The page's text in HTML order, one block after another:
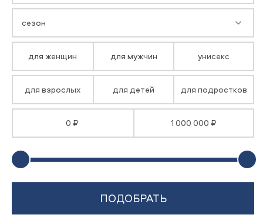
сезон
для женщин для мужчин унисекс
для взрослых для детей для подростков
0 ₽ 1 000 000 ₽